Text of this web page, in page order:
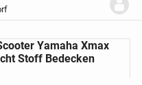
... Umbau ca. 20
Yamaha Xmax
Stoff Bedecken